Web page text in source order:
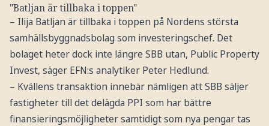
"Batljan är tillbaka i toppen"
– Ilija Batljan är tillbaka i toppen på Nordens största
samhällsbyggnadsbolag som investeringschef. Det
bolaget heter dock inte längre SBB utan, Public Property
Invest, säger EFN:s analytiker Peter Hedlund.
– Kvällens transaktion innebär nämligen att SBB säljer
fastigheter till det delägda PPI som har bättre
finansieringsmöjligheter samtidigt som nya pengar tas